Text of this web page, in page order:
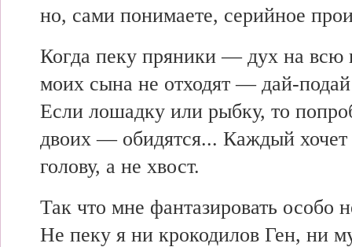
но, сами понимаете, серийное
Когда пеку пряники — дух на всю
моих сына не отходят — дай-
Если лошадку или рыбку, то
двоих — обидятся... Каждый хочет
голову, а не хвост.
Так что мне фантазировать особо
Не пеку я ни крокодилов Ген, ни